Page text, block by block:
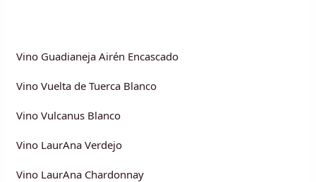
Vino Guadianeja Airén Encascado
Vino Vuelta de Tuerca Blanco
Vino Vulcanus Blanco
Vino LaurAna Verdejo
Vino LaurAna Chardonnay